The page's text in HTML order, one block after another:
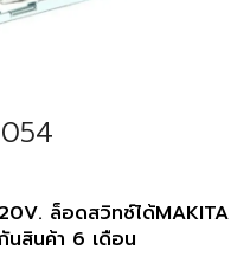
ล็อดสวิทซ์ได้MAKITA
นสินค้า 6 เดือน